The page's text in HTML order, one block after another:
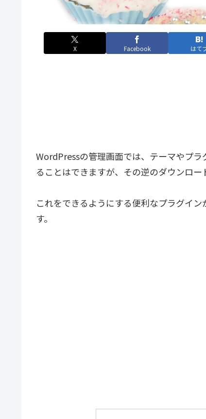
X Facebook はて
WordPressの管理画面では、テーマやプ
ることはできますが、その逆のダウンロー
これをできるようにする便利なプラグイ
す。